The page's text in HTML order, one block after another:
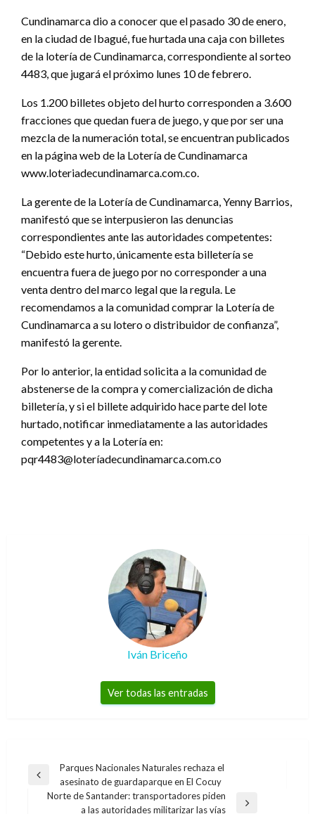
Cundinamarca dio a conocer que el pasado 30 de enero,
en la ciudad de Ibagué, fue hurtada una caja con billetes
de la lotería de Cundinamarca, correspondiente al sorteo
4483, que jugará el próximo lunes 10 de febrero.
Los 1.200 billetes objeto del hurto corresponden a 3.600
fracciones que quedan fuera de juego, y que por ser una
mezcla de la numeración total, se encuentran publicados
en la página web de la Lotería de Cundinamarca
www.loteriadecundinamarca.com.co.
La gerente de la Lotería de Cundinamarca, Yenny Barrios,
manifestó que se interpusieron las denuncias
correspondientes ante las autoridades competentes:
“Debido este hurto, únicamente esta billetería se
encuentra fuera de juego por no corresponder a una
venta dentro del marco legal que la regula. Le
recomendamos a la comunidad comprar la Lotería de
Cundinamarca a su lotero o distribuidor de confianza”,
manifestó la gerente.
Por lo anterior, la entidad solicita a la comunidad de
abstenerse de la compra y comercialización de dicha
billetería, y si el billete adquirido hace parte del lote
hurtado, notificar inmediatamente a las autoridades
competentes y a la Lotería en:
pqr4483@loteríadecundinamarca.com.co
Iván Briceño
Ver todas las entradas
Navegación
entradas
Entrada
anterior
Parques Nacionales Naturales rechaza el
asesinato de guardaparque en El Cocuy
Norte de Santander: transportadores piden
a las autoridades militarizar las vías